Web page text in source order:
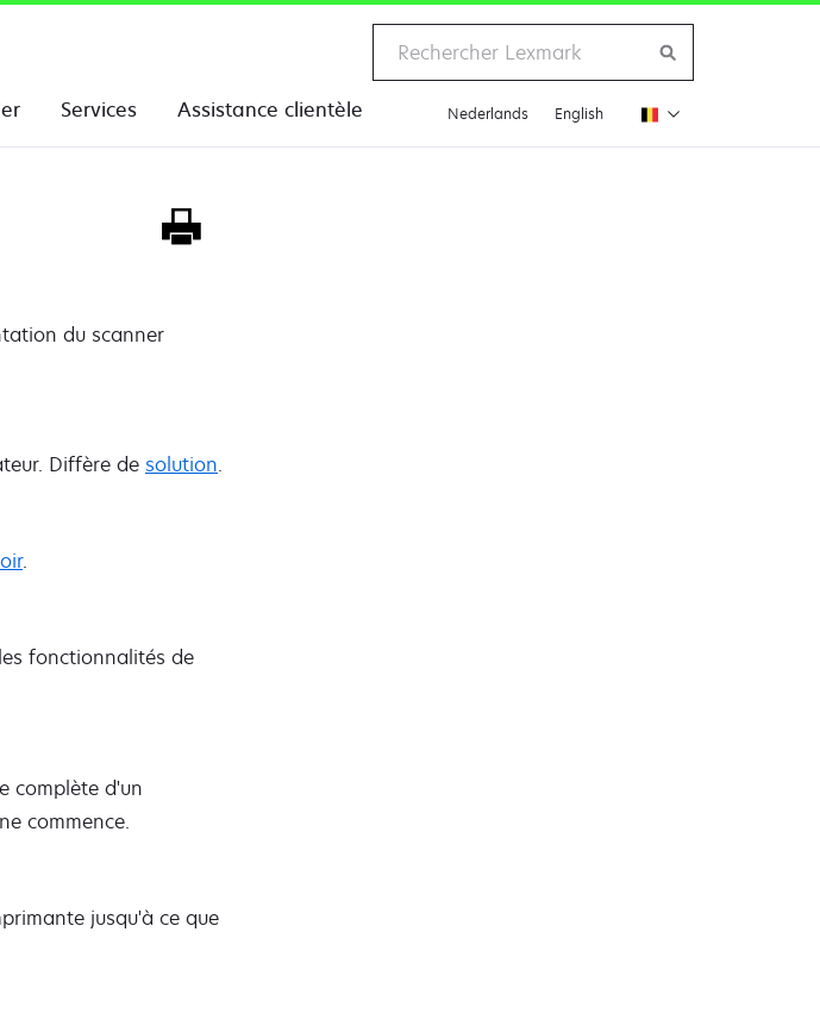
Services Assistance clientèle Nederlands English
du scanner
Diffère de solution.
.
fonctionnalités de
complète d'un
commence.
jusqu'à ce que